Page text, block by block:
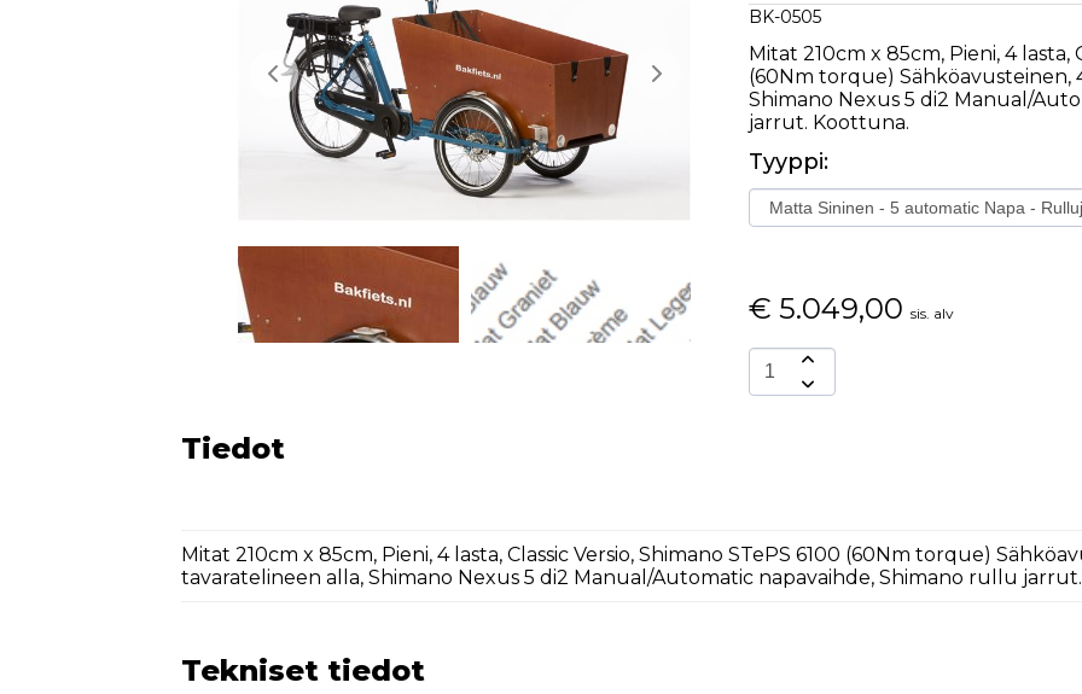
BK-0505
Mitat 210cm x 85cm, Pieni, 4 lasta,
(60Nm torque)
Shimano Nexus 5 di2 Manual/
jarrut. Koottuna.
Tyyppi:
€ 5.049,00 sis. alv
Tiedot
Mitat 210cm x 85cm, Pieni, 4 lasta, Classic Versio, Shimano STePS 6100 (60Nm torque)
tavaratelineen alla, Shimano Nexus 5 di2 Manual/Automatic napavaihde, Shimano rullu
Tekniset tiedot